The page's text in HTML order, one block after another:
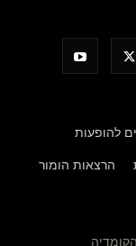
להופעות
הרצאות הומור